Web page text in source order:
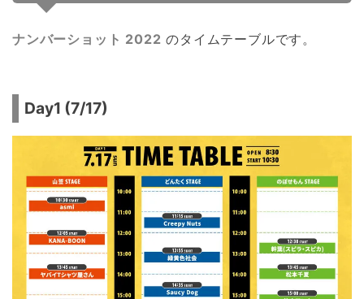
ナンバーショット 2022 のタイムテーブルです。
Day1 (7/17)